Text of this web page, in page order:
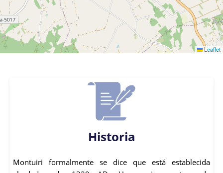
Leaflet
Historia
Montuiri formalmente se dice que está establecida